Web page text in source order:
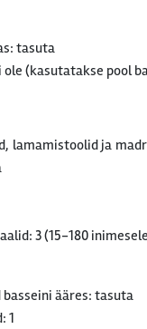
tasuta
ole (kasutatakse pool
lamamistoolid ja
3 (15-180
ääres: tasuta
1